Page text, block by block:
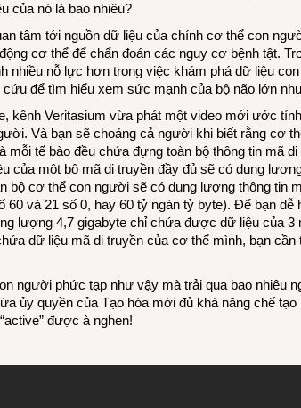
của nó là bao nhiêu?
tâm tới nguồn dữ liệu của chính cơ thể con
cơ thể để chẩn đoán các nguy cơ bệnh tật.
nhiều nỗ lực hơn trong việc khám phá dữ liệu
cứu để tìm hiểu xem sức mạnh của bộ não lớn
kênh Veritasium vừa phát một video mới ước
Và bạn sẽ choáng cả người khi biết rằng cơ
mỗi tế bào đều chứa đựng toàn bộ thông tin mã
của một bộ mã di truyền đầy đủ sẽ có dung
bộ cơ thể con người sẽ có dung lượng thông tin
60 và 21 số 0, hay 60 tỷ ngàn tỷ byte). Để bạn dễ
lượng 4,7 gigabyte chỉ chứa được dữ liệu của 3
dữ liệu mã di truyền của cơ thể mình, bạn
người phức tạp như vậy mà trải qua bao nhiêu
ủy quyền của Tạo hóa mới đủ khá năng chế
được à nghen!